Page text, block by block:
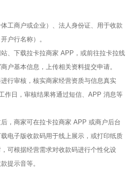
工商户或企业）、法人身份证、用于收款
户行名称）。​
、下载拉卡拉商家 APP，或前往拉卡拉线
户基本信息，上传相关资料提交申请。​
行审核，核实商家经营资质与信息真实
作日，审核结果将通过短信、APP 消息等
，商家可在拉卡拉商家 APP 或商户后台
电子版收款码用于线上展示，或打印纸质
可根据经营需求对收款码进行个性化设
提示音等。​